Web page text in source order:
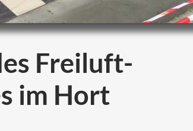
Freiluft-
im Hort